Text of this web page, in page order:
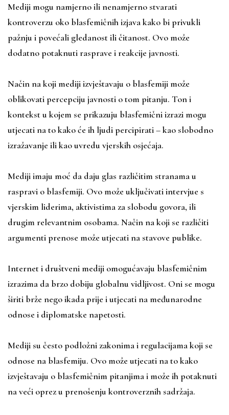
Mediji mogu namjerno ili nenamjerno stvarati
kontroverzu oko blasfemičnih izjava kako bi privukli
pažnju i povećali gledanost ili čitanost. Ovo može
dodatno potaknuti rasprave i reakcije javnosti.
Način na koji mediji izvještavaju o blasfemiji može
oblikovati percepciju javnosti o tom pitanju. Ton i
kontekst u kojem se prikazuju blasfemični izrazi mogu
utjecati na to kako će ih ljudi percipirati – kao slobodno
izražavanje ili kao uvredu vjerskih osjećaja.
Mediji imaju moć da daju glas različitim stranama u
raspravi o blasfemiji. Ovo može uključivati intervjue s
vjerskim liderima, aktivistima za slobodu govora, ili
drugim relevantnim osobama. Način na koji se različiti
argumenti prenose može utjecati na stavove publike.
Internet i društveni mediji omogućavaju blasfemičnim
izrazima da brzo dobiju globalnu vidljivost. Oni se mogu
širiti brže nego ikada prije i utjecati na međunarodne
odnose i diplomatske napetosti.
Mediji su često podložni zakonima i regulacijama koji se
odnose na blasfemiju. Ovo može utjecati na to kako
izvještavaju o blasfemičnim pitanjima i može ih potaknuti
na veći oprez u prenošenju kontroverznih sadržaja.